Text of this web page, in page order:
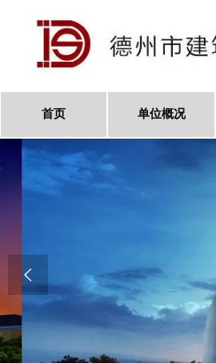
首页 单位概况
